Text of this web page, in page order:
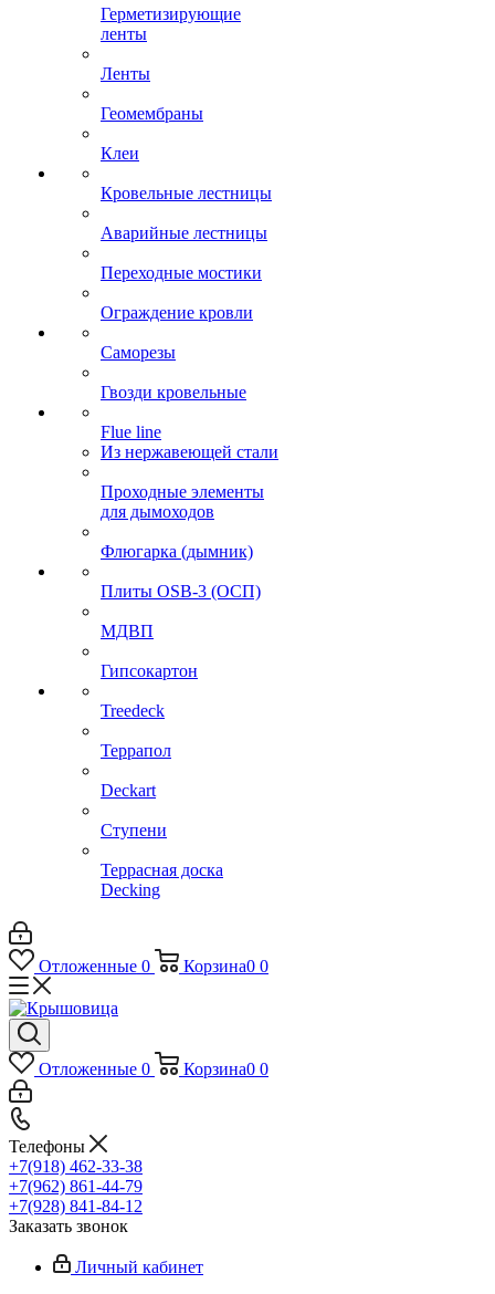
Герметизирующие
ленты
Ленты
Геомембраны
Клеи
Кровельные лестницы
Аварийные лестницы
Переходные мостики
Ограждение кровли
Саморезы
Гвозди кровельные
Flue line
Из нержавеющей стали
Проходные элементы
для дымоходов
Флюгарка (дымник)
Плиты OSB-3 (ОСП)
МДВП
Гипсокартон
Treedeck
Террапол
Deckart
Ступени
Террасная доска
Decking
Отложенные 0 Корзина0 0
Отложенные 0 Корзина0 0
Телефоны
+7(918) 462-33-38
+7(962) 861-44-79
+7(928) 841-84-12
Заказать звонок
Личный кабинет